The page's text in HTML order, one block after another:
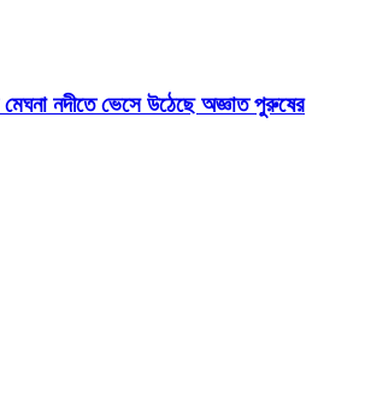
মেঘনা নদীতে ভেসে উঠেছে অজ্ঞাত পুরুষের